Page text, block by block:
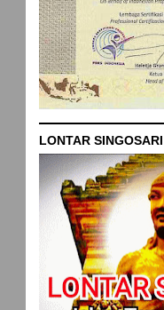
LONTAR SINGOSARI